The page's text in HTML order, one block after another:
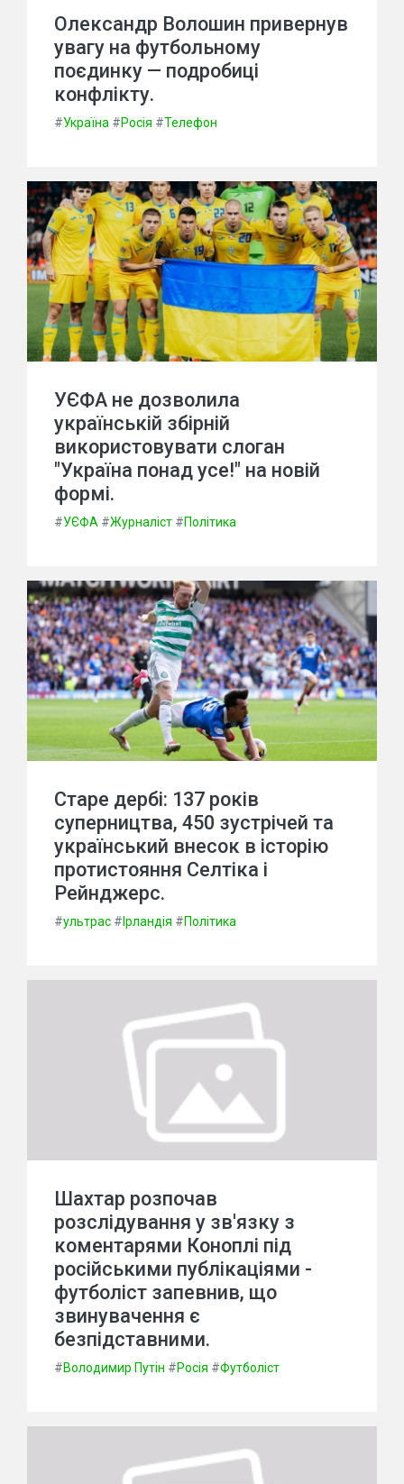
Олександр Волошин привернув
увагу на футбольному
поєдинку — подробиці
конфлікту.
#Україна #Росія #Телефон
УЄФА не дозволила
українській збірній
використовувати слоган
"Україна понад усе!" на новій
формі.
#УЄФА #Журналіст #Політика
Старе дербі: 137 років
суперництва, 450 зустрічей та
український внесок в історію
протистояння Селтіка і
Рейнджерс.
#ультрас # Ірландія #Політика
Шахтар розпочав
розслідування у зв'язку з
коментарями Коноплі під
російськими публікаціями -
футболіст запевнив, що
звинувачення є
безпідставними.
#Володимир Путін #Росія #Футболіст